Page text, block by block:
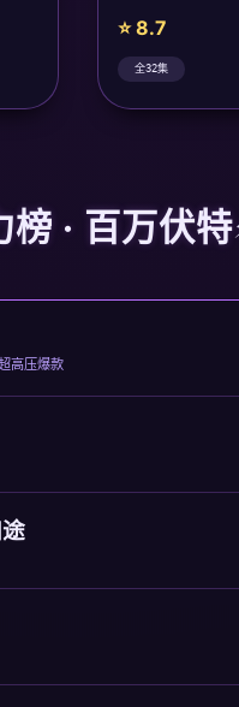
⭐ 8.7
全32集
榜 · 百万伏特
高压爆款